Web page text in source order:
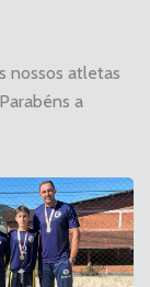
nossos atletas
a